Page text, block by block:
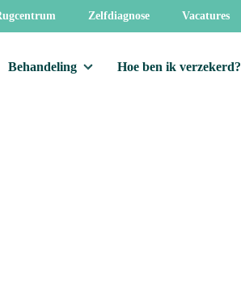
Zelfdiagnose Vacatures
Behandeling Hoe ben ik verzekerd?